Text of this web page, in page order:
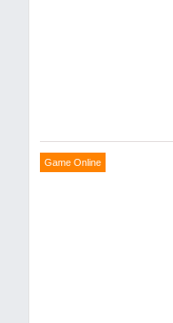
Game Online